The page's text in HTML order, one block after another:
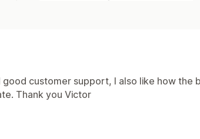
customer support, I also like how the
Thank you Victor